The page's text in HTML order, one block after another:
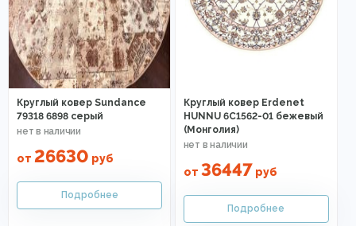
Круглый ковер Sundance
79318 6898 серый
от 26630 руб
Круглый ковер Erdenet
HUNNU 6C1562-01 бежевый
(Монголия)
от 36447 руб